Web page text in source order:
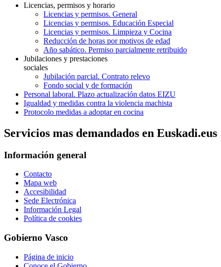
Licencias, permisos y horario
Licencias y permisos. General
Licencias y permisos. Educación Especial
Licencias y permisos. Limpieza y Cocina
Reducción de horas por motivos de edad
Año sabático. Permiso parcialmente retribuido
Jubilaciones y prestaciones
sociales
Jubilación parcial. Contrato relevo
Fondo social y de formación
Personal laboral. Plazo actualización datos EIZU
Igualdad y medidas contra la violencia machista
Protocolo medidas a adoptar en cocina
Servicios mas demandados en Euskadi.eus
Información general
Contacto
Mapa web
Accesibilidad
Sede Electrónica
Información Legal
Política de cookies
Gobierno Vasco
Página de inicio